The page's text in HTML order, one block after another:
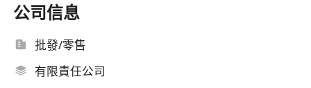
公司信息
批發/零售
有限責任公司